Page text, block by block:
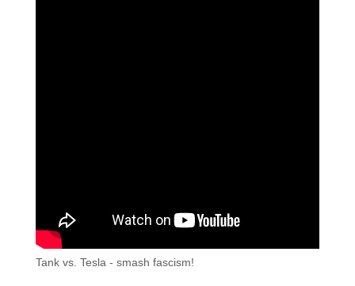
Tank vs. Tesla - smash fascism!